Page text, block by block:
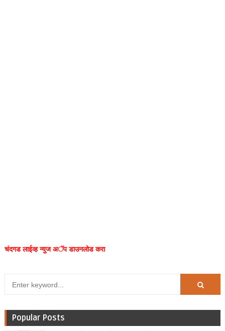
चंदगड लाईव्ह न्युज अॅप डाउनलोड करा
Popular Posts